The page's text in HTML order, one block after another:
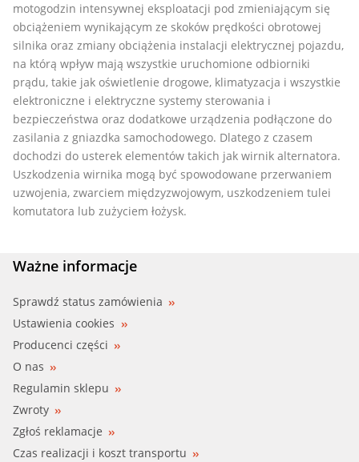
motogodzin intensywnej eksploatacji pod zmieniającym się
obciążeniem wynikającym ze skoków prędkości obrotowej
silnika oraz zmiany obciążenia instalacji elektrycznej pojazdu,
na którą wpływ mają wszystkie uruchomione odbiorniki
prądu, takie jak oświetlenie drogowe, klimatyzacja i wszystkie
elektroniczne i elektryczne systemy sterowania i
bezpieczeństwa oraz dodatkowe urządzenia podłączone do
zasilania z gniazdka samochodowego. Dlatego z czasem
dochodzi do usterek elementów takich jak wirnik alternatora.
Uszkodzenia wirnika mogą być spowodowane przerwaniem
uzwojenia, zwarciem międzyzwojowym, uszkodzeniem tulei
komutatora lub zużyciem łożysk.
Ważne informacje
Sprawdź status zamówienia
Ustawienia cookies
Producenci części
O nas
Regulamin sklepu
Zwroty
Zgłoś reklamacje
Czas realizacji i koszt transportu